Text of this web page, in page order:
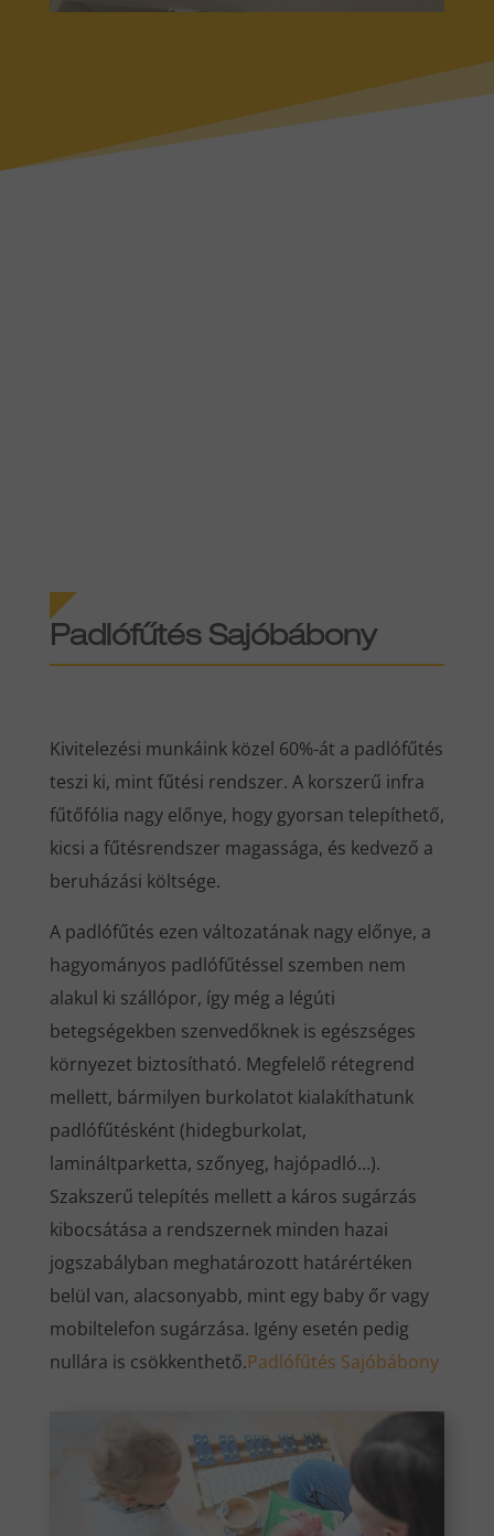
Padlófűtés Sajóbábony
Kivitelezési munkáink közel 60%-át a padlófűtés
teszi ki, mint fűtési rendszer. A korszerű infra
fűtőfólia nagy előnye, hogy gyorsan telepíthető,
kicsi a fűtésrendszer magassága, és kedvező a
beruházási költsége.
A padlófűtés ezen változatának nagy előnye, a
hagyományos padlófűtéssel szemben nem
alakul ki szállópor, így még a légúti
betegségekben szenvedőknek is egészséges
környezet biztosítható. Megfelelő rétegrend
mellett, bármilyen burkolatot kialakíthatunk
padlófűtésként (hidegburkolat,
lamináltparketta, szőnyeg, hajópadló…).
Szakszerű telepítés mellett a káros sugárzás
kibocsátása a rendszernek minden hazai
jogszabályban meghatározott határértéken
belül van, alacsonyabb, mint egy baby őr vagy
mobiltelefon sugárzása. Igény esetén pedig
nullára is csökkenthető.Padlófűtés Sajóbábony